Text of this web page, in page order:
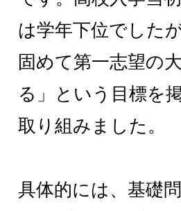
は学年下位でした
固めて第一志望の
る」という目標を
取り組みました。
具体的には、基礎